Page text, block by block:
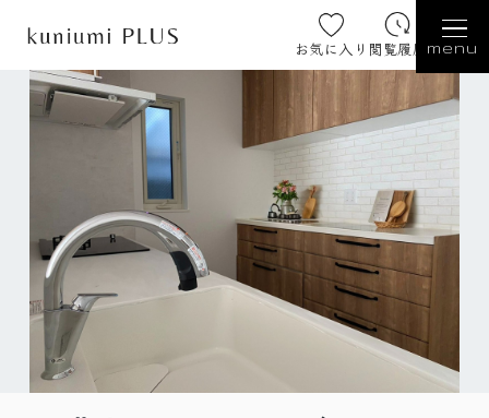
お気に入り 閲覧履歴 menu